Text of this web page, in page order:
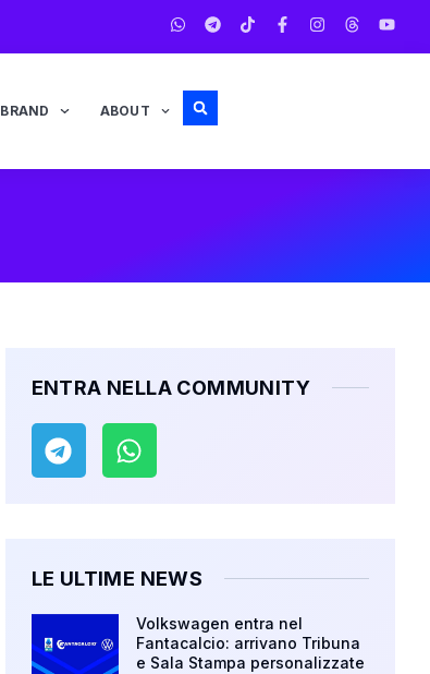
BRAND ABOUT
ENTRA NELLA COMMUNITY
LE ULTIME NEWS
Volkswagen entra nel
Fantacalcio: arrivano Tribuna
e Sala Stampa personalizzate